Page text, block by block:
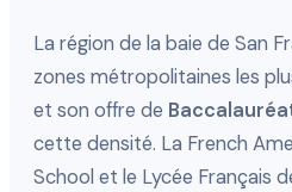
La région de la baie de San
zones métropolitaines les
et son offre de
cette densité. La French
School et le Lycée Français